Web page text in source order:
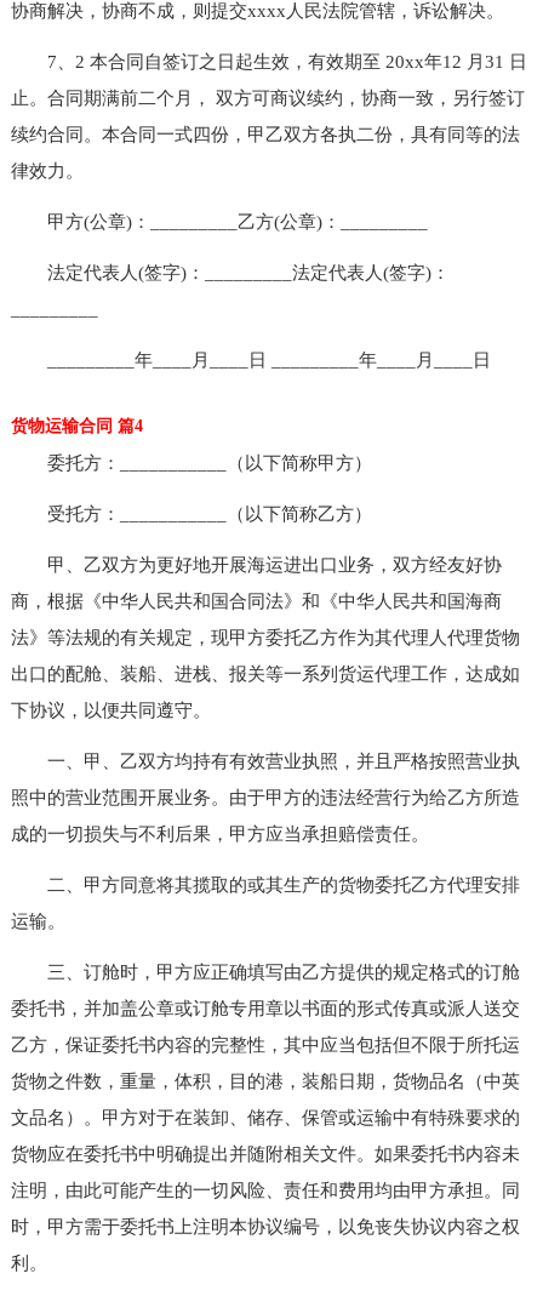
协商解决，协商不成，则提交xxxx人民法院管辖，诉讼解决。
7、2 本合同自签订之日起生效，有效期至 20xx年12 月31 日
止。合同期满前二个月， 双方可商议续约，协商一致，另行签订
续约合同。本合同一式四份，甲乙双方各执二份，具有同等的法
律效力。
甲方(公章)：_________乙方(公章)：_________
法定代表人(签字)：_________法定代表人(签字)：
_________年____月____日 _________年____月____日
货物运输合同 篇4
委托方：___________（以下简称甲方）
受托方：___________（以下简称乙方）
甲、乙双方为更好地开展海运进出口业务，双方经友好协
商，根据《中华人民共和国合同法》和《中华人民共和国海商
法》等法规的有关规定，现甲方委托乙方作为其代理人代理货物
出口的配舱、装船、进栈、报关等一系列货运代理工作，达成如
下协议，以便共同遵守。
一、甲、乙双方均持有有效营业执照，并且严格按照营业执
照中的营业范围开展业务。由于甲方的违法经营行为给乙方所造
成的一切损失与不利后果，甲方应当承担赔偿责任。
二、甲方同意将其揽取的或其生产的货物委托乙方代理安排
运输。
三、订舱时，甲方应正确填写由乙方提供的规定格式的订舱
委托书，并加盖公章或订舱专用章以书面的形式传真或派人送交
乙方，保证委托书内容的完整性，其中应当包括但不限于所托运
货物之件数，重量，体积，目的港，装船日期，货物品名（中英
文品名）。甲方对于在装卸、储存、保管或运输中有特殊要求的
货物应在委托书中明确提出并随附相关文件。如果委托书内容未
注明，由此可能产生的一切风险、责任和费用均由甲方承担。同
时，甲方需于委托书上注明本协议编号，以免丧失协议内容之权
利。